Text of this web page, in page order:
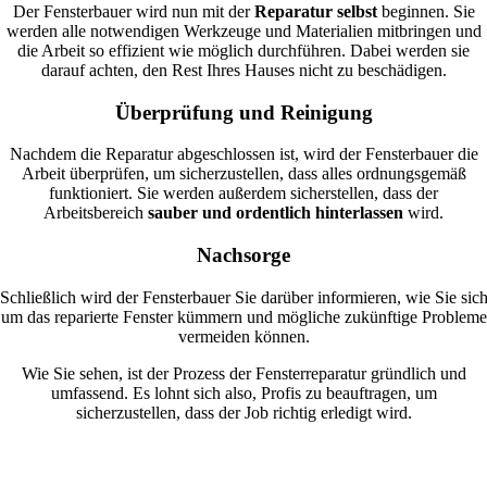
Der Fensterbauer wird nun mit derReparatur selbstbeginnen. Sie
werden alle notwendigen Werkzeuge und Materialien mitbringen und
die Arbeit so effizient wie möglich durchführen. Dabei werden sie
darauf achten, den Rest Ihres Hauses nicht zu beschädigen.
Überprüfung und Reinigung
Nachdem die Reparatur abgeschlossen ist, wird der Fensterbauer die
Arbeit überprüfen, um sicherzustellen, dass alles ordnungsgemäß
funktioniert. Sie werden außerdem sicherstellen, dass der
Arbeitsbereich sauber und ordentlich hinterlassen wird.
Nachsorge
Schließlich wird der Fensterbauer Sie darüber informieren, wie Sie sich
um das reparierte Fenster kümmern und mögliche zukünftige Probleme
vermeiden können.
Wie Sie sehen, ist der Prozess der Fensterreparatur gründlich und
umfassend. Es lohnt sich also, Profis zu beauftragen, um
sicherzustellen, dass der Job richtig erledigt wird.